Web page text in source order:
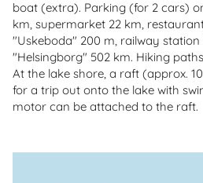
boat (extra). Parking (for 2 cars)
km, supermarket 22 km,
"Uskeboda" 200 m, railway
"Helsingborg" 502 km. Hiking
At the lake shore, a raft (approx.
for a trip out onto the lake with
motor can be attached to the raft.